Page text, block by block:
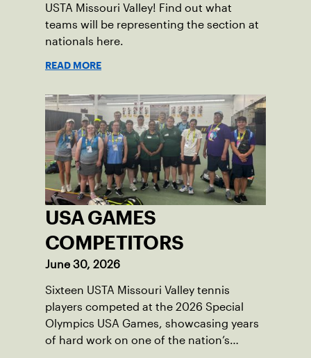
USTA Missouri Valley! Find out what
teams will be representing the section at
nationals here.
READ MORE
USA GAMES
COMPETITORS
June 30, 2026
Sixteen USTA Missouri Valley tennis
players competed at the 2026 Special
Olympics USA Games, showcasing years
of hard work on one of the nation’s